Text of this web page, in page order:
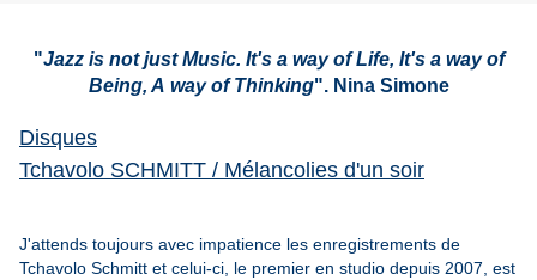
"Jazz is not just Music. It's a way of Life, It's a way of
Being, A way of Thinking". Nina Simone
Disques
Tchavolo SCHMITT / Mélancolies d'un soir
J'attends toujours avec impatience les enregistrements de
Tchavolo Schmitt et celui-ci, le premier en studio depuis 2007, est